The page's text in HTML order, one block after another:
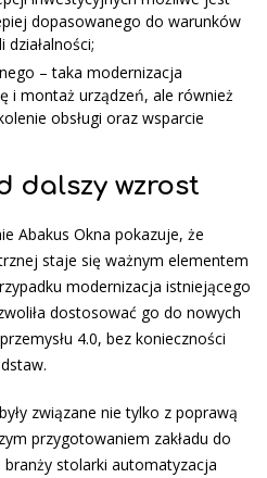
dopasowanego do warunków
– taka modernizacja
i montaż urządzeń, ale również
obsługi oraz wsparcie
dalszy wzrost
Abakus Okna pokazuje, że
staje się ważnym elementem
modernizacja istniejącego
dostosować go do nowych
4.0, bez konieczności
związane nie tylko z poprawą
przygotowaniem zakładu do
stolarki automatyzacja